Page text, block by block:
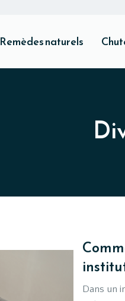
Remèdes naturels
Dans un